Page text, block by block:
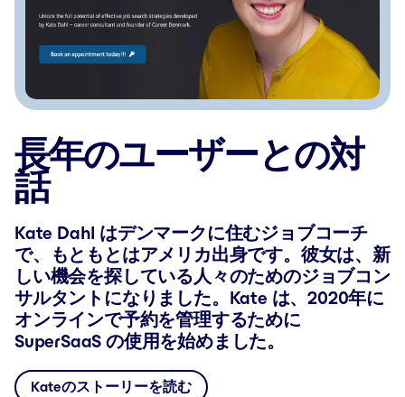
長年のユーザーとの対
話
Kate Dahl はデンマークに住むジョブコーチ
で、もともとはアメリカ出身です。彼女は、新
しい機会を探している人々のためのジョブコン
サルタントになりました。Kate は、2020年に
オンラインで予約を管理するために
SuperSaaS の使用を始めました。
Kateのストーリーを読む